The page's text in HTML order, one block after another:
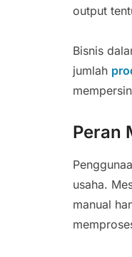
output
Bisnis
jumlah
Peran
usaha.
manual